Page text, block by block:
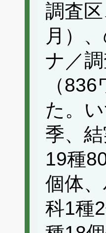
調査
月）
ナ／
（
た。
季、
19種
個体
科1種